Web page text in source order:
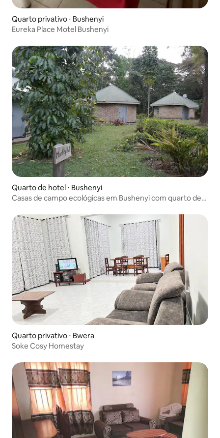
Quarto privativo ⋅ Bushenyi
Eureka Place Motel Bushenyi
Quarto de hotel ⋅ Bushenyi
Casas de campo ecológicas em Bushenyi com quarto de
Quarto privativo ⋅ Bwera
Soke Cosy Homestay